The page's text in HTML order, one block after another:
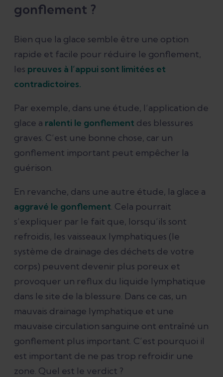
gonflement ?
Bien que la glace semble être une option
rapide et facile pour réduire le gonflement,
les preuves à l’appui sont limitées et
contradictoires.
Par exemple, dans une étude, l’application de
glace a ralenti le gonflement des blessures
graves. C’est une bonne chose, car un
gonflement important peut empêcher la
guérison.
En revanche, dans une autre étude, la glace a
aggravé le gonflement. Cela pourrait
s’expliquer par le fait que, lorsqu’ils sont
refroidis, les vaisseaux lymphatiques (le
système de drainage des déchets de votre
corps) peuvent devenir plus poreux et
provoquer un reflux du liquide lymphatique
dans le site de la blessure. Dans ce cas, un
mauvais drainage lymphatique et une
mauvaise circulation sanguine ont entraîné un
gonflement plus important. C’est pourquoi il
est important de ne pas trop refroidir une
zone. Quel est le verdict ?